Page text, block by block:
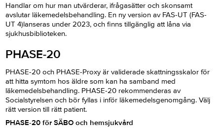
Handlar om hur man utvärderar, ifrågasätter och skonsamt
avslutar läkemedelsbehandling. En ny version av FAS-UT (FAS-
UT 4)lanseras under 2023, och finns tillgänglig att låna via
sjukhusbiblioteken.
PHASE-20
PHASE-20 och PHASE-Proxy är validerade skattningsskalor för
att hitta symtom hos äldre som kan ha samband med
läkemedelsbehandling. PHASE-20 rekommenderas av
Socialstyrelsen och bör fyllas i inför läkemedelsgenomgång. Välj
rätt version till rätt patient.
PHASE-20 för SÄBO och hemsjukvård